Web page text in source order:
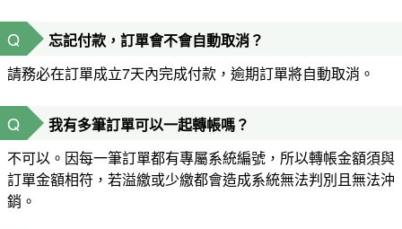
Q
忘記付款，訂單會不會自動取消？
請務必在訂單成立7天內完成付款，逾期訂單將自動取消。
Q
我有多筆訂單可以一起轉帳嗎？
不可以。因每一筆訂單都有專屬系統編號，所以轉帳金額須與
訂單金額相符，若溢繳或少繳都會造成系統無法判別且無法沖
銷。